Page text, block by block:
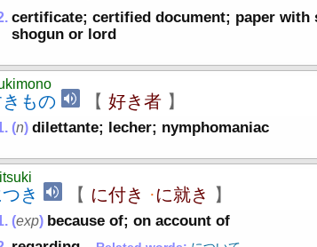
certificate; certified document; paper with
shogun or lord
もの 【 好き者 】
(n) dilettante; lecher; nymphomaniac
き 【 に付き ·に就き 】
(exp) because of; on account of